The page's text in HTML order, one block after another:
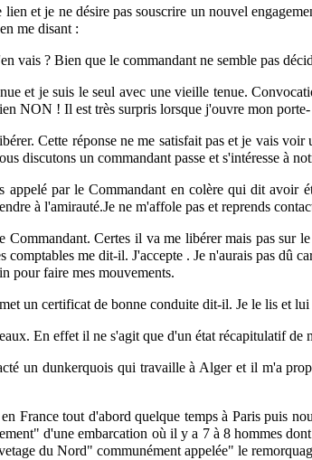
et je ne désire pas souscrire un nouvel
me disant :
vais ? Bien que le commandant ne semble pas
et je suis le seul avec une vieille tenue.
NON ! Il est très surpris lorsque j'ouvre mon
Cette réponse ne me satisfait pas et je vais
discutons un commandant passe et s'intéresse à
appelé par le Commandant en colère qui dit
à l'amirauté.Je ne m'affole pas et reprends
Commandant. Certes il va me libérer mais pas
comptables me dit-il. J'accepte . Je n'aurais pas dû
pour faire mes mouvements.
un certificat de bonne conduite dit-il. Je le lis et lui
En effet il ne s'agit que d'un état récapitulatif de
un dunkerquois qui travaille à Alger et il m'a
France tout d'abord quelque temps à Paris puis
d'une embarcation où il y a 7 à 8 hommes
du Nord" communément appelée" le